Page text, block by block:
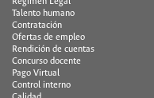
Talento humano
Contratación
Ofertas de empleo
Rendición de cuentas
Concurso docente
Pago Virtual
Control interno